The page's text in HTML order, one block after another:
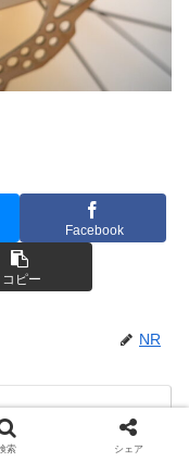
Facebook
コピー
NR
全国津々浦々四季の
索 シェア